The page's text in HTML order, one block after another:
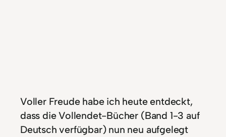
Voller Freude habe ich heute entdeckt,
dass die Vollendet-Bücher (Band 1-3 auf
Deutsch verfügbar) nun neu aufgelegt